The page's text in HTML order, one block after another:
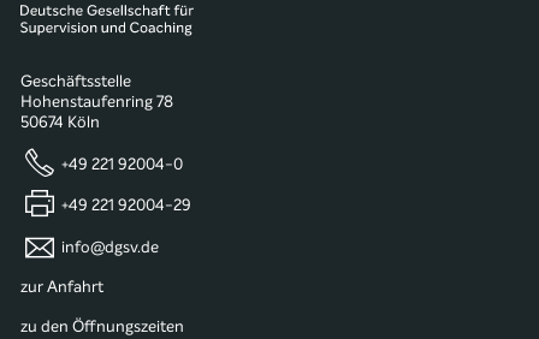
Geschäftsstelle
Hohenstaufenring 78
50674 Köln
+49 221 92004-0
+49 221 92004-29
info@dgsv.de
zur Anfahrt
zu den Öffnungszeiten